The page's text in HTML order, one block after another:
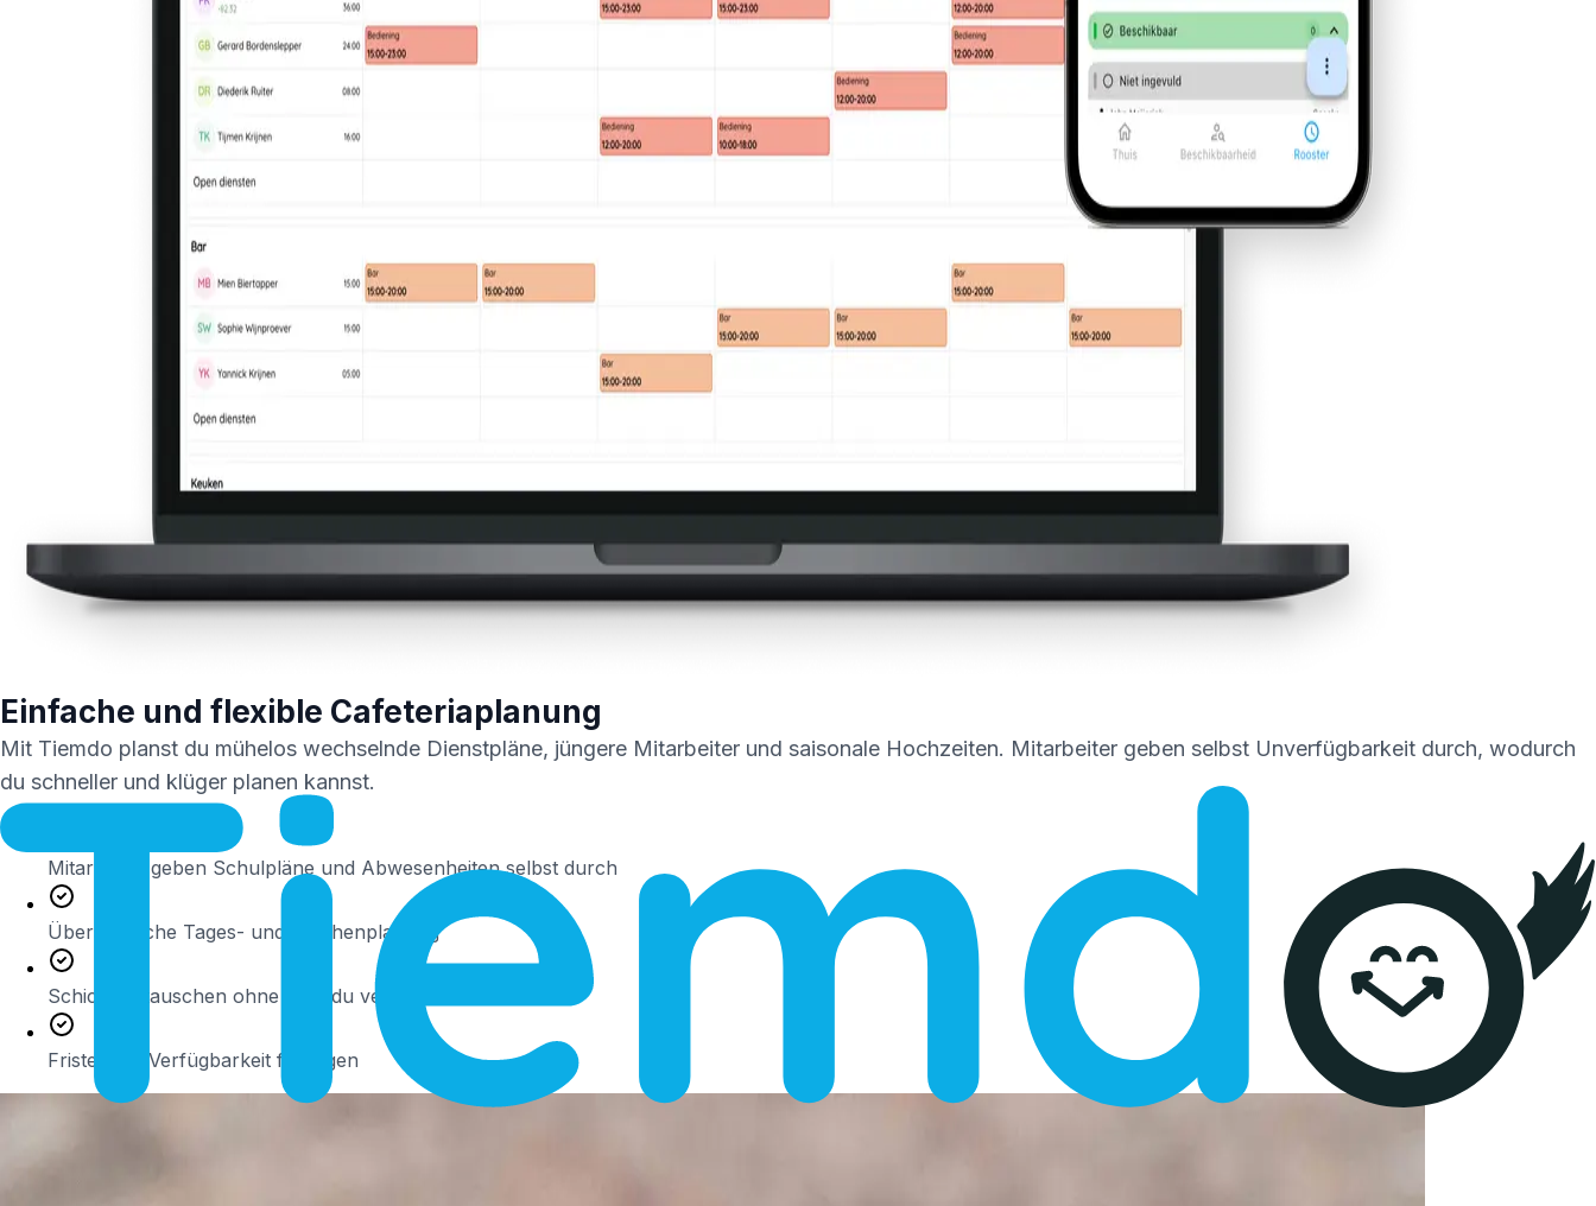
Einfache und flexible Cafeteriaplanung
Mit Tiemdo planst du mühelos wechselnde Dienstpläne, jüngere Mitarbeiter und saisonale Hochzeiten. Mitarbeiter geben selbst Unverfügbarkeit durch, wodurch
du schneller und klüger planen kannst.
Mitarbeiter geben Schulpläne und Abwesenheiten selbst durch
Übersichtliche Tages- und Wochenplanung
Schichten tauschen ohne dass du vermitteln musst
Fristen für Verfügbarkeit festlegen